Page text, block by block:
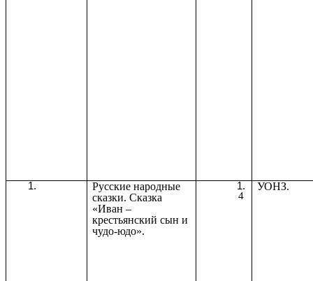
Русские народные
сказки. Сказка
«Иван –
крестьянский сын и
чудо-юдо».
4
УОНЗ.